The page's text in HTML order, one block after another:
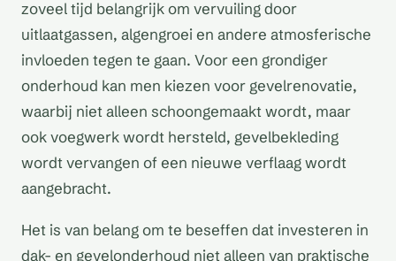
zoveel tijd belangrijk om vervuiling door
uitlaatgassen, algengroei en andere atmosferische
invloeden tegen te gaan. Voor een grondiger
onderhoud kan men kiezen voor gevelrenovatie,
waarbij niet alleen schoongemaakt wordt, maar
ook voegwerk wordt hersteld, gevelbekleding
wordt vervangen of een nieuwe verflaag wordt
aangebracht.
Het is van belang om te beseffen dat investeren in
dak- en gevelonderhoud niet alleen van praktische